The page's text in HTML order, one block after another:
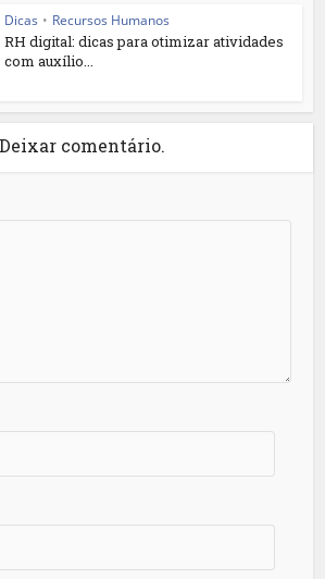
Dicas • Recursos Humanos
RH digital: dicas para otimizar atividades
com auxílio...
Deixar comentário.